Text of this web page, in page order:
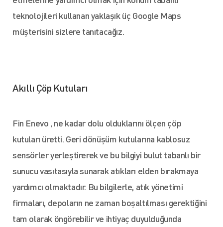
teknolojileri kullanan yaklaşık üç Google Maps
müşterisini sizlere tanıtacağız.
Akıllı Çöp Kutuları
Fin Enevo , ne kadar dolu olduklarını ölçen çöp
kutuları üretti. Geri dönüşüm kutularına kablosuz
sensörler yerleştirerek ve bu bilgiyi bulut tabanlı bir
sunucu vasıtasıyla sunarak atıkları elden bırakmaya
yardımcı olmaktadır. Bu bilgilerle, atık yönetimi
firmaları, depoların ne zaman boşaltılması gerektiğini
tam olarak öngörebilir ve ihtiyaç duyulduğunda